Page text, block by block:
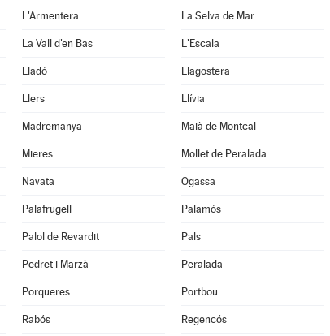
L'Armentera La Selva de Mar
La Vall d'en Bas L'Escala
Lladó Llagostera
Llers Llívia
Madremanya Maià de Montcal
Mieres Mollet de Peralada
Navata Ogassa
Palafrugell Palamós
Palol de Revardit Pals
Pedret i Marzà Peralada
Porqueres Portbou
Rabós Regencós